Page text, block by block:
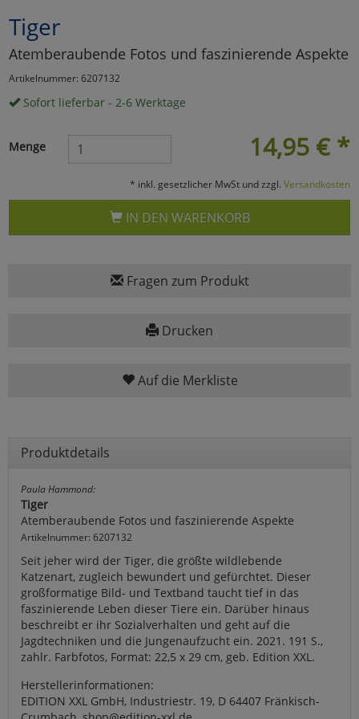
Tiger
Atemberaubende Fotos und faszinierende Aspekte
Artikelnummer: 6207132
Sofort lieferbar - 2-6 Werktage
14,95 € *
Menge
* inkl. gesetzlicher MwSt und zzgl. Versandkosten
IN DEN WARENKORB
Fragen zum Produkt
Drucken
Auf die Merkliste
Produktdetails
Paula Hammond:
Tiger
Atemberaubende Fotos und faszinierende Aspekte
Artikelnummer: 6207132
Seit jeher wird der Tiger, die größte wildlebende
Katzenart, zugleich bewundert und gefürchtet. Dieser
großformatige Bild- und Textband taucht tief in das
faszinierende Leben dieser Tiere ein. Darüber hinaus
beschreibt er ihr Sozialverhalten und geht auf die
Jagdtechniken und die Jungenaufzucht ein. 2021. 191 S.,
zahlr. Farbfotos, Format: 22,5 x 29 cm, geb. Edition XXL.
Herstellerinformationen:
EDITION XXL GmbH, Industriestr. 19, D 64407 Fränkisch-
Marketing
Umfragetools
Cookies
Alle Akzeptieren
Cookies
zurückzu Haupptseite